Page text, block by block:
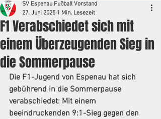
F1 Verabschiedet sich mit
einem Überzeugenden Sieg in
die Sommerpause
SV Espenau Fußball Vorstand
27. Juni 2025 1 Min. Lesezeit
Die F1-Jugend von Espenau hat sich
gebührend in die Sommerpause
verabschiedet: Mit einem
beeindruckenden 9:1-Sieg gegen den